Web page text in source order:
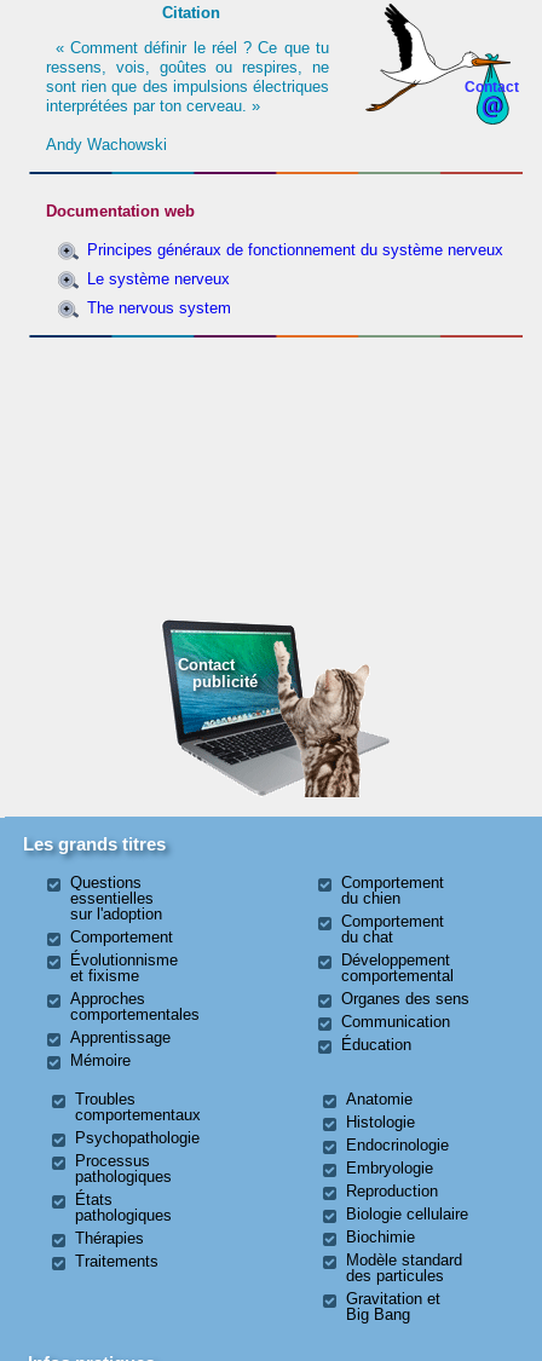
Contact
Citation
« Comment définir le réel ? Ce que tu
ressens, vois, goûtes ou respires, ne
sont rien que des impulsions électriques
interprétées par ton cerveau. »
Andy Wachowski
Documentation web
Principes généraux de fonctionnement du système nerveux
Le système nerveux
The nervous system
Contact
publicité
Les grands titres
Questions
essentielles
sur l'adoption
Comportement
Évolutionnisme
et fixisme
Approches
comportementales
Apprentissage
Mémoire
Comportement
du chien
Comportement
du chat
Développement
comportemental
Organes des sens
Communication
Éducation
Troubles
comportementaux
Psychopathologie
Processus
pathologiques
États
pathologiques
Thérapies
Traitements
Anatomie
Histologie
Endocrinologie
Embryologie
Reproduction
Biologie cellulaire
Biochimie
Modèle standard
des particules
Gravitation et
Big Bang